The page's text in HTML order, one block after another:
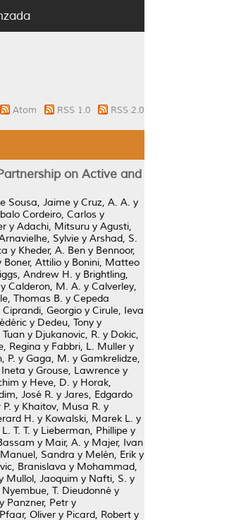
Atom RSS 1.0 RSS 2.0
on Active and
Sousa, Jaime y Cruz, A. A. y
Cordeiro, Carlos y
y Adachi, Mitsuru y Agusti,
Sylvie y Arshad, S.
y Kheder, A. Ben y Bennoor,
Boner, Attilio y Bonini, Matteo
Andrew H. y Brightling,
y Calderon, M. A. y Calverley,
Thomas B. y Cepeda
Ciprandi, Georgio y Cirule, Ieva
y Dedeu, Tony y
y Djukanovic, R. y Dokic,
Regina y Fabbri, L. Muller y
P. y Gaga, M. y Gamkrelidze,
Ineta y Grouse, Lawrence y
y Heve, D. y Horak,
José R. y Jares, Edgardo
y Khaitov, Musa R. y
H. y Kowalski, Marek L. y
T. T. y Lieberman, Phillipe y
y Mair, A. y Majer, Ivan
Sandra y Melén, Erik y
Branislava y Mohammad,
Mullol, Jaoquim y Nafti, S. y
Nyembue, T. Dieudonné y
y Panzner, Petr y
Pfaar, Oliver y Picard, Robert y